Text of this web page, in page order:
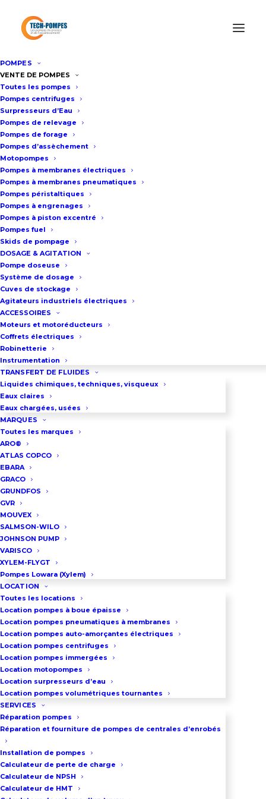
POMPES
VENTE DE POMPES
Toutes les pompes
Pompes centrifuges
Surpresseurs d’Eau
Pompes de relevage
Pompes de forage
Pompes d’assèchement
Motopompes
Pompes à membranes électriques
Pompes à membranes pneumatiques
Pompes péristaltiques
Pompes à engrenages
Pompes à piston excentré
Pompes fuel
Skids de pompage
DOSAGE & AGITATION
Pompe doseuse
Système de dosage
Cuves de stockage
Agitateurs industriels électriques
ACCESSOIRES
Moteurs et motoréducteurs
Coffrets électriques
Robinetterie
Instrumentation
TRANSFERT DE FLUIDES
Liquides chimiques, techniques, visqueux
Eaux claires
Eaux chargées, usées
MARQUES
Toutes les marques
ARO®
ATLAS COPCO
EBARA
GRACO
GRUNDFOS
GVR
MOUVEX
SALMSON-WILO
JOHNSON PUMP
VARISCO
XYLEM-FLYGT
Pompes Lowara (Xylem)
LOCATION
Toutes les locations
Location pompes à boue épaisse
Location pompes pneumatiques à membranes
Location pompes auto-amorçantes électriques
Location pompes centrifuges
Location pompes immergées
Location motopompes
Location surpresseurs d’eau
Location pompes volumétriques tournantes
SERVICES
Réparation pompes
Réparation et fourniture de pompes de centrales d’enrobés
Installation de pompes
Calculateur de perte de charge
Calculateur de NPSH
Calculateur de HMT
Accueil /Location de pompes
Location pompe produits chimiques 200m3/h – 7bar
Location pompe produits
chimiques 200m3/h – 7bar
Fiche technique
Construction inox 316 L
Moteur 37 Kw
Débit : 80 m3/h à 7,2 bar jusqu’à
205 m3/h à 3,8 bar
Raccordement par bride DN80 au
refoulement et DN100 à
l’aspiration ou raccords
symétriques
Ce groupe de pompage est assorti
d’un coffret électrique de
commande et de démarrage
étoile-triangle.
Dimension LXlXH : 120X80X115cm
Courbes de Performance -
Pompe 80-250
Pompe centrifuge 80-250 très
interactif présente les courbes
la pompe centrifuge 80-250.
Analysez la hauteur
manométrique totale (HMT)
jusqu'à 73 mètres, la puissance